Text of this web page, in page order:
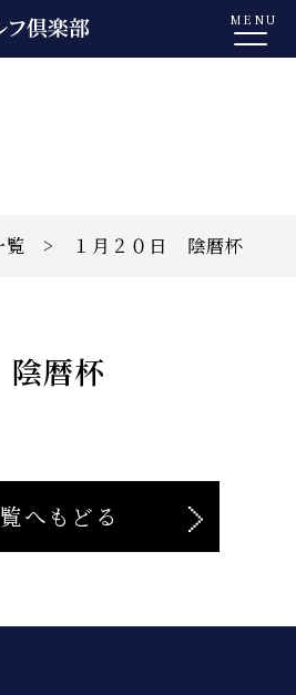
MENU
覧 > １月２０日 陰暦杯
暦杯
へもどる